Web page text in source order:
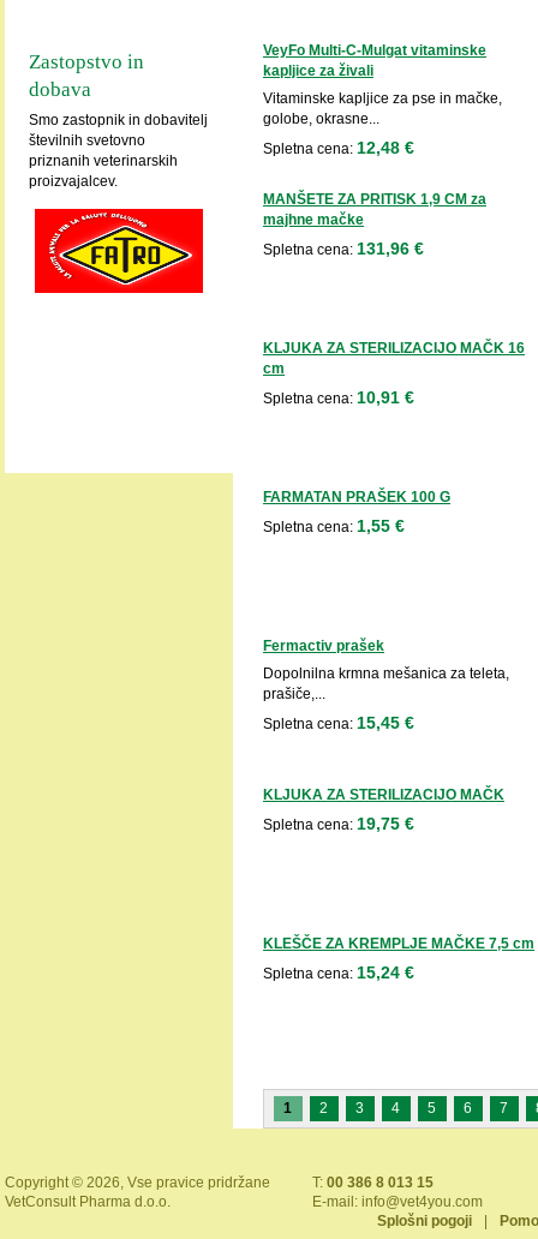
Zastopstvo in
dobava
Smo zastopnik in dobavitelj
številnih svetovno
priznanih veterinarskih
proizvajalcev.
VeyFo Multi-C-Mulgat vitaminske
kapljice za živali
Vitaminske kapljice za pse in mačke,
golobe, okrasne...
Spletna cena: 12,48 €
MANŠETE ZA PRITISK 1,9 CM za
majhne mačke
Spletna cena: 131,96 €
KLJUKA ZA STERILIZACIJO MAČK 16
cm
Spletna cena: 10,91 €
FARMATAN PRAŠEK 100 G
Spletna cena: 1,55 €
Fermactiv prašek
Dopolnilna krmna mešanica za teleta,
prašiče,...
Spletna cena: 15,45 €
KLJUKA ZA STERILIZACIJO MAČK
Spletna cena: 19,75 €
KLEŠČE ZA KREMPLJE MAČKE 7,5 cm
Spletna cena: 15,24 €
1 2 3 4 5 6 7
Copyright © 2026, Vse pravice pridržane
VetConsult Pharma d.o.o.
T: 00 386 8 013 15
E-mail: info@vet4you.com
Splošni pogoji